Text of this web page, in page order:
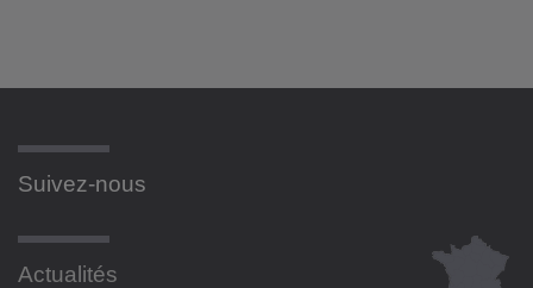
Suivez-nous
Actualités